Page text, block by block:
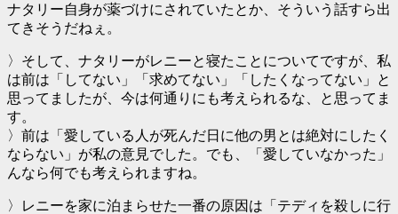
ナタリー自身が薬づけにされていたとか、そういう話すら出
てきそうだねぇ。
〉そして、ナタリーがレニーと寝たことについてですが、私
は前は「してない」「求めてない」「したくなってない」と
思ってましたが、今は何通りにも考えられるな、と思ってま
す。
〉前は「愛している人が死んだ日に他の男とは絶対にしたく
ならない」が私の意見でした。でも、「愛していなかった」
んなら何でも考えられますね。
〉レニーを家に泊まらせた一番の原因は「テディを殺しに行